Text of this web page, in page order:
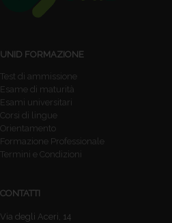
UNID FORMAZIONE
Test di ammissione
Esame di maturità
Esami universitari
Corsi di lingue
Orientamento
Formazione Professionale
Termini e Condizioni
CONTATTI
Via degli Aceri, 14